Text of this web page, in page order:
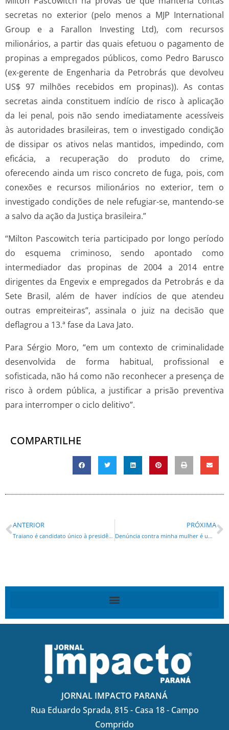
secretas no exterior (pelo menos a MJP International
Group e a Farallon Investing Ltd), com recursos
milionários, a partir das quais efetuou o pagamento de
propinas a empregados públicos, como Pedro Barusco
(ex-gerente de Engenharia da Petrobrás que devolveu
US$ 97 milhões recebidos em propinas)). As contas
secretas ainda constituem indício de risco à aplicação
da lei penal, pois não sendo imediatamente acessíveis
às autoridades brasileiras, tem o investigado condição
de dissipar os ativos nelas mantidos, impedindo, com
eficácia, a recuperação do produto do crime,
oferecendo ainda um risco concreto de fuga, pois, com
conexões e recursos milionários no exterior, tem o
investigado condições de nele refugiar-se, mantendo-se
a salvo da ação da Justiça brasileira.”
“Milton Pascowitch teria participado por longo período
do esquema criminoso, sendo apontado como
intermediador das propinas de 2004 a 2014 entre
dirigentes da Engevix e empregados da Petrobrás e da
Sete Brasil, além de haver indícios de que atendeu
outras empreiteiras”, assinala o juiz na decisão que
deflagrou a 13.ª fase da Lava Jato.
Para Sérgio Moro, “em um contexto de criminalidade
desenvolvida de forma habitual, profissional e
sofisticada, não há como não reconhecer a presença de
risco à ordem pública, a justificar a prisão preventiva
para interromper o ciclo delitivo”.
COMPARTILHE
ANTERIOR
Traiano é candidato único à presidência do PSDB do Paraná
PRÓXIMA
Denúncia contra minha mulher é uma canalhice, diz Beto Richa
JORNAL IMPACTO PARANÁ
Rua Eduardo Sprada, 815 - Casa 18 - Campo
Comprido